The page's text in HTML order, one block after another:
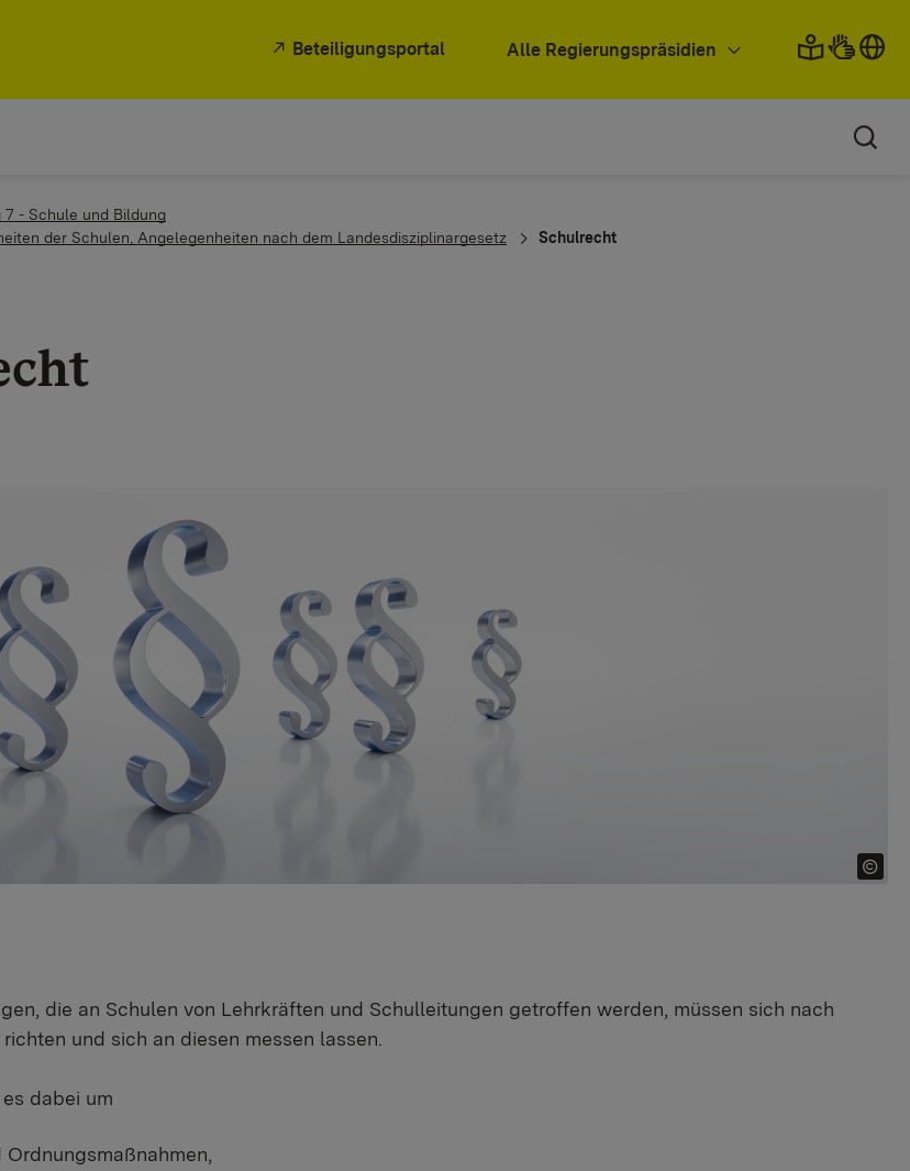
Beteiligungsportal Alle Regierungspräsidien
7 - Schule und Bildung
der Schulen, Angelegenheiten nach dem Landesdisziplinargesetz
Schulrecht
die an Schulen von Lehrkräften und Schulleitungen getroffen werden, müssen sich nach
und sich an diesen messen lassen.
dabei um